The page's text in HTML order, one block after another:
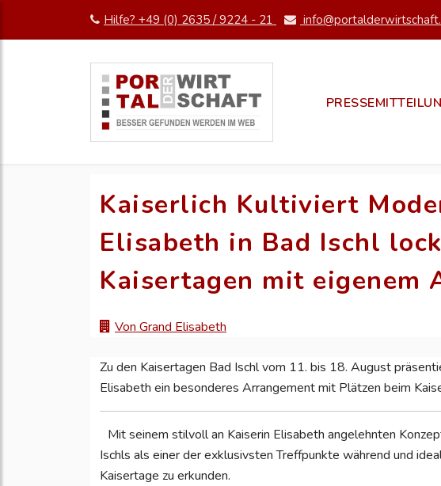
Hilfe? +49 (0) 2635 / 9224 - 21
Kaiserlich Kultiviert
Elisabeth in Bad Ischl
Kaisertagen mit eigenem
Von Grand Elisabeth
Zu den Kaisertagen Bad Ischl vom 11. bis 18. August
Elisabeth ein besonderes Arrangement mit Plätzen beim
Mit seinem stilvoll an Kaiserin Elisabeth angelehnten
Ischls als einer der exklusivsten Treffpunkte während und
Kaisertage zu erkunden.